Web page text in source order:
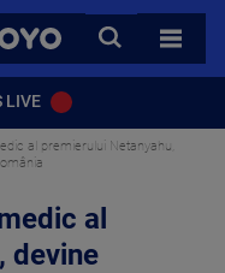
VOYO
CAUTA
TOATE
LIVE
al premierului Netanyahu,
al
devine